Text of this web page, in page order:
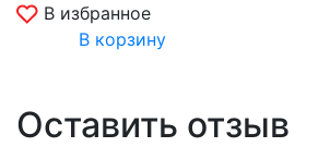
В избранное
В корзину
Оставить отзыв